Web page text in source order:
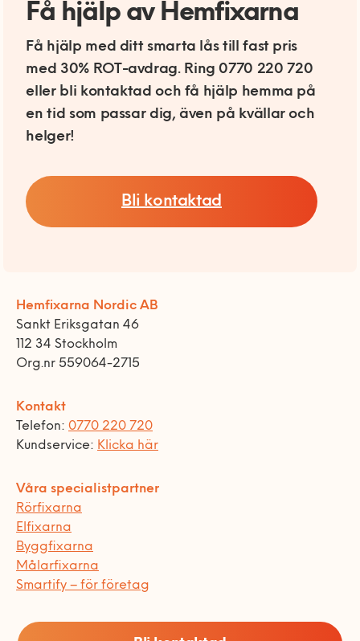
Få hjälp av Hemfixarna
Få hjälp med ditt smarta lås till fast pris
med 30% ROT-avdrag. Ring 0770 220 720
eller bli kontaktad och få hjälp hemma på
en tid som passar dig, även på kvällar och
helger!
Bli kontaktad
Hemfixarna Nordic AB
Sankt Eriksgatan 46
112 34 Stockholm
Org.nr 559064-2715
Kontakt
Telefon: 0770 220 720
Kundservice: Klicka här
Våra specialistpartner
Rörfixarna
Elfixarna
Byggfixarna
Målarfixarna
Smartify – för företag